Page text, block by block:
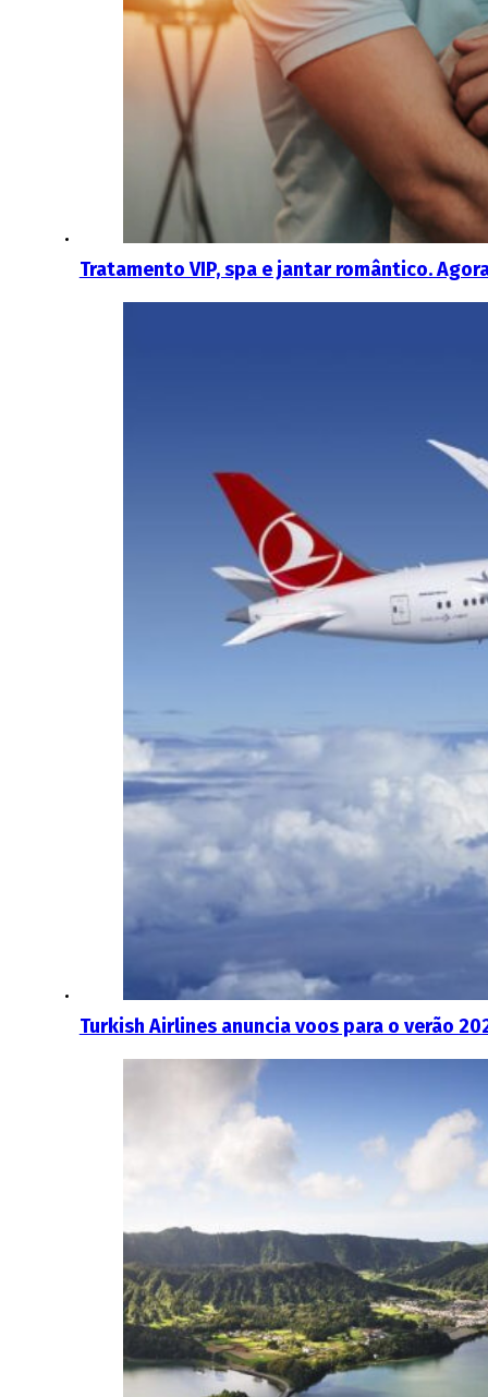
Tratamento VIP, spa e jantar romântico.
Turkish Airlines anuncia voos para o verão